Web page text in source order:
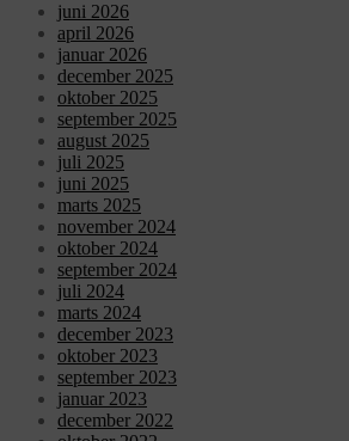
juni 2026
april 2026
januar 2026
december 2025
oktober 2025
september 2025
august 2025
juli 2025
juni 2025
marts 2025
november 2024
oktober 2024
september 2024
juli 2024
marts 2024
december 2023
oktober 2023
september 2023
januar 2023
december 2022